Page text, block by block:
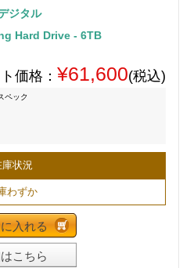
ジタル
Hard Drive - 6TB
価格： ¥61,600(税込)
ペック
庫状況
わずか
入れる
こちら